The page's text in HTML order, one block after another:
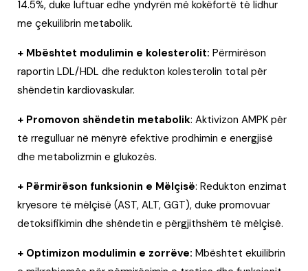
14.5%, duke luftuar edhe yndyrën më kokëfortë të lidhur
me çekuilibrin metabolik.
+ Mbështet modulimin e kolesterolit: Përmirëson
raportin LDL/HDL dhe redukton kolesterolin total për
shëndetin kardiovaskular.
+ Promovon shëndetin metabolik: Aktivizon AMPK për
të rregulluar në mënyrë efektive prodhimin e energjisë
dhe metabolizmin e glukozës.
+ Përmirëson funksionin e Mëlçisë: Redukton enzimat
kryesore të mëlçisë (AST, ALT, GGT), duke promovuar
detoksifikimin dhe shëndetin e përgjithshëm të mëlçisë.
+ Optimizon modulimin e zorrëve: Mbështet ekuilibrin